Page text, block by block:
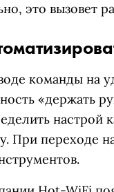
это вызовет
команды на
«держать
настрой
При переходе